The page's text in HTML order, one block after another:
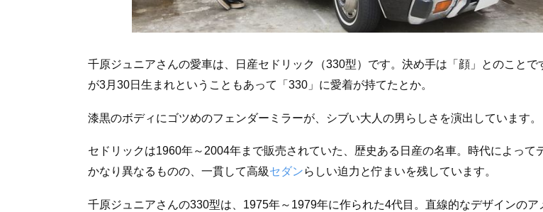
千原ジュニアさんの愛車は、日産セドリック（330型）です。決め手は「顔」とのことで
が3月30日生まれということもあって「330」に愛着が持てたとか。
漆黒のボディにゴツめのフェンダーミラーが、シブい大人の男らしさを演出しています。
セドリックは1960年～2004年まで販売されていた、歴史ある日産の名車。時代によって
かなり異なるものの、一貫して高級セダンらしい迫力と佇まいを残しています。
千原ジュニアさんの330型は、1975年～1979年に作られた4代目。直線的なデザインのア